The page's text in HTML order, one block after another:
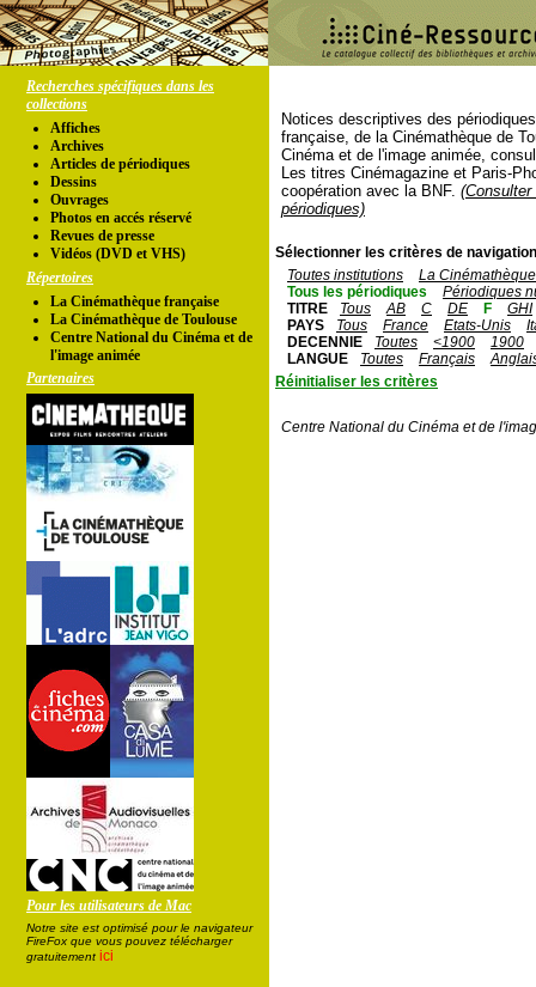
Recherches spécifiques dans les
collections
Affiches
Archives
Articles de périodiques
Dessins
Ouvrages
Photos en accés réservé
Revues de presse
Vidéos (DVD et VHS)
Répertoires
La Cinémathèque française
La Cinémathèque de Toulouse
Centre National du Cinéma et de
l'image animée
Partenaires
Pour les utilisateurs de Mac
Notre site est optimisé pour le navigateur
FireFox que vous pouvez télécharger
gratuitement ici
Notices descriptives des
française, de la Cinémathèque de
Cinéma et de l'image animée,
Les titres Cinémagazine et Paris-
coopération avec la BNF.
périodiques)
Sélectionner les critères de
Toutes institutions
La
Tous les périodiques
Périodiques
TITRE
Tous AB C DE F
GHI
PAYS
Tous France Etats-Unis
DECENNIE
Toutes <1900
1900
LANGUE
Toutes Français
Réinitialiser les critères
Centre National du Cinéma et de